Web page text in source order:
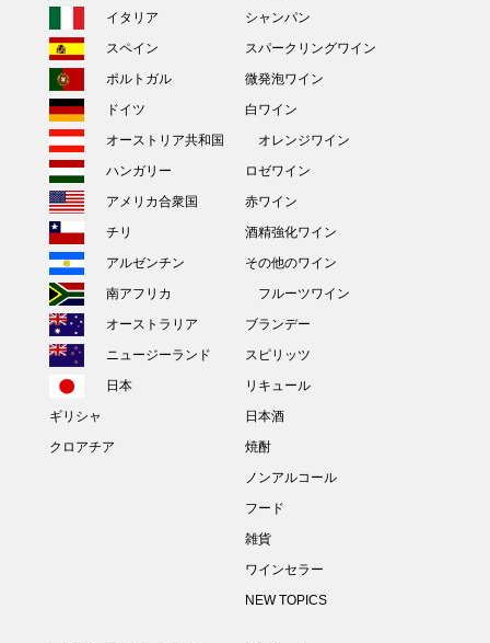
イタリア
スペイン
ポルトガル
ドイツ
オーストリア共和国
ハンガリー
アメリカ合衆国
チリ
アルゼンチン
南アフリカ
オーストラリア
ニュージーランド
日本
ギリシャ
クロアチア
シャンパン
スパークリングワイン
微発泡ワイン
白ワイン
オレンジワイン
ロゼワイン
赤ワイン
酒精強化ワイン
その他のワイン
フルーツワイン
ブランデー
スピリッツ
リキュール
日本酒
焼酎
ノンアルコール
フード
雑貨
ワインセラー
NEW TOPICS